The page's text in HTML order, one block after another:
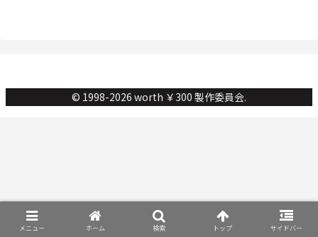
© 1998-2026 worth ￥300 製作委員会.
メニュー ホーム 検索 トップ サイドバー